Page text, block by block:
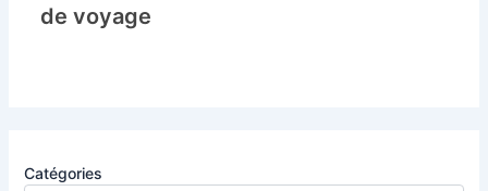
de voyage
Catégories